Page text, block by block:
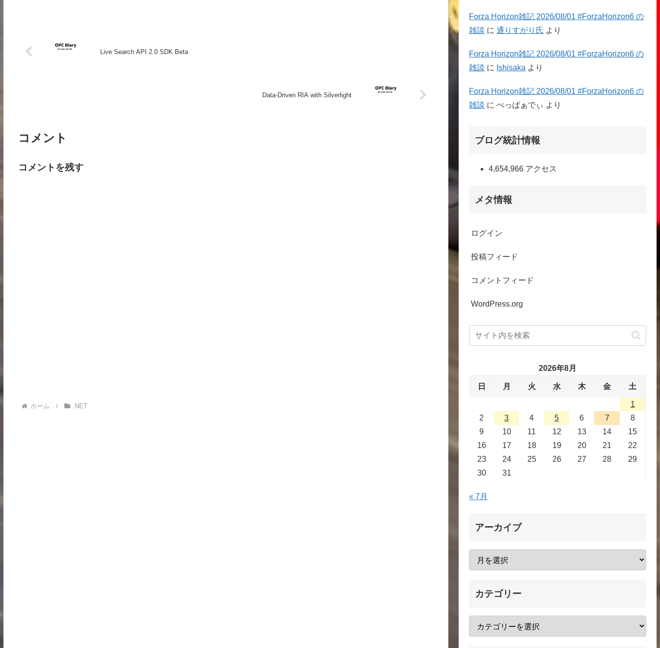
Live Search API 2.0 SDK Beta
Data-Driven RIA with Silverlight
コメント
コメントを残す
ホーム .NET
Forza Horizon雑記 2026/08/01 #ForzaHorizon6 の
雑談 に通りすがり氏 より
Forza Horizon雑記 2026/08/01 #ForzaHorizon6 の
雑談 に Ishisaka より
Forza Horizon雑記 2026/08/01 #ForzaHorizon6 の
雑談 にぺっぱぁでぃ より
ブログ統計情報
4,654,966 アクセス
メタ情報
ログイン
投稿フィード
コメントフィード
WordPress.org
2026年8月
日 月 火 水 木 金 土
1
2
3 4 5 6 7
8
9
10 11 12 13 14
15
16
17 18 19 20 21
22
23
24 25 26 27 28
29
30
31
« 7月
アーカイブ
カテゴリー